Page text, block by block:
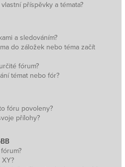
příspěvky a témata?
a sledováním?
do záložek nebo téma začít
fórum?
témat nebo fór?
fóru povoleny?
přílohy?